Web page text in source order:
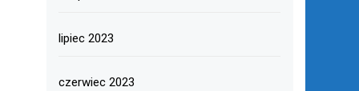
lipiec 2023
czerwiec 2023